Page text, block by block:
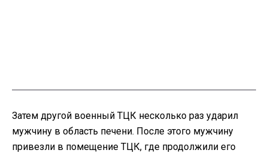
Затем другой военный ТЦК несколько раз ударил
мужчину в область печени. После этого мужчину
привезли в помещение ТЦК, где продолжили его